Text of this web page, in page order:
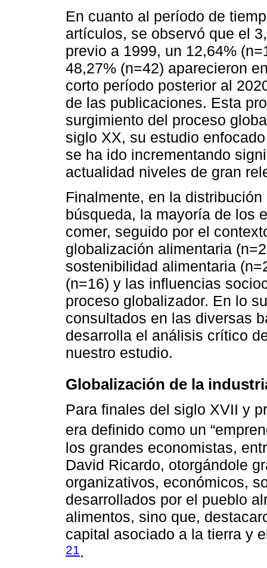
En cuanto al período de
artículos, se observó que el
previo a 1999, un 12,64%
48,27% (n=42) aparecieron
corto período posterior al
de las publicaciones. Esta
surgimiento del proceso
siglo XX, su estudio
se ha ido incrementando
actualidad niveles de gran
Finalmente, en la
búsqueda, la mayoría de los
comer, seguido por el
globalización alimentaria
sostenibilidad alimentaria
(n=16) y las influencias
proceso globalizador. En lo
consultados en las diversas
desarrolla el análisis crítico
nuestro estudio.
Globalización de la
Para finales del siglo XVII y
era definido como un
los grandes economistas,
David Ricardo, otorgándole
organizativos, económicos,
desarrollados por el pueblo
alimentos, sino que,
capital asociado a la tierra y
21 .